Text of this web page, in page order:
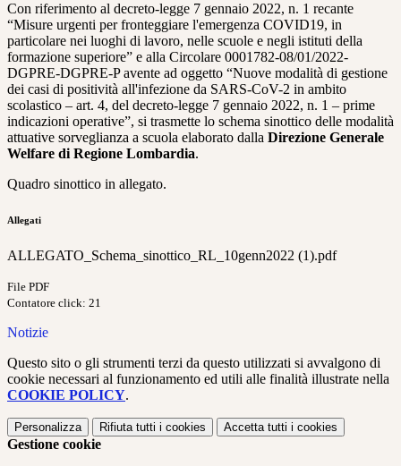
Con riferimento al decreto-legge 7 gennaio 2022, n. 1 recante
“Misure urgenti per fronteggiare l'emergenza COVID19, in
particolare nei luoghi di lavoro, nelle scuole e negli istituti della
formazione superiore” e alla Circolare 0001782-08/01/2022-
DGPRE-DGPRE-P avente ad oggetto “Nuove modalità di gestione
dei casi di positività all'infezione da SARS-CoV-2 in ambito
scolastico – art. 4, del decreto-legge 7 gennaio 2022, n. 1 – prime
indicazioni operative”, si trasmette lo schema sinottico delle modalità
attuative sorveglianza a scuola elaborato dalla Direzione Generale
Welfare di Regione Lombardia.
Quadro sinottico in allegato.
Allegati
ALLEGATO_Schema_sinottico_RL_10genn2022 (1).pdf
File PDF
Contatore click: 21
Notizie
Questo sito o gli strumenti terzi da questo utilizzati si avvalgono di
cookie necessari al funzionamento ed utili alle finalità illustrate nella
COOKIE POLICY.
Personalizza Rifiuta tutti i cookies Accetta tutti i cookies
Gestione cookie